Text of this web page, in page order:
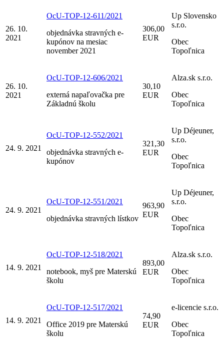
26. 10.
2021
OcU-TOP-12-611/2021
objednávka stravných e-
kupónov na mesiac
november 2021
306,00
EUR
Up Slovensko
s.r.o.
Obec
Topoľnica
26. 10.
2021
OcU-TOP-12-606/2021
externá napaľovačka pre
Základnú školu
30,10
EUR
Alza.sk s.r.o.
Obec
Topoľnica
24. 9. 2021
OcU-TOP-12-552/2021
objednávka stravných e-
kupónov
321,30
EUR
Up Déjeuner,
s.r.o.
Obec
Topoľnica
24. 9. 2021
OcU-TOP-12-551/2021
objednávka stravných lístkov
963,90
EUR
Up Déjeuner,
s.r.o.
Obec
Topoľnica
14. 9. 2021
OcU-TOP-12-518/2021
notebook, myš pre Materskú
školu
893,00
EUR
Alza.sk s.r.o.
Obec
Topoľnica
14. 9. 2021
OcU-TOP-12-517/2021
Office 2019 pre Materskú
školu
74,90
EUR
e-licencie s.r.o.
Obec
Topoľnica